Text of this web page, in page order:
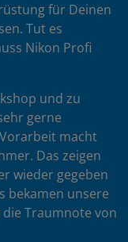
für Deinen
Tut es
Nikon Profi
und zu
gerne
macht
Das zeigen
wieder gegeben
bekamen unsere
Traumnote von